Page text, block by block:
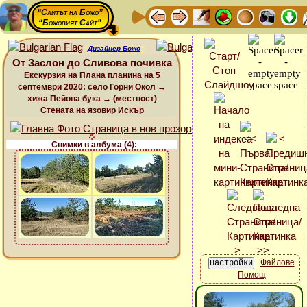
“Сайтът на Божо”
“Божовият Сайт”
Дизайнер Божо
От Заслон до Сливова почивка
Екскурзия на Плана планина на 5
септември 2020: село Горни Окол →
хижа Пейова бука → (местност)
Стената на язовир Искър
Снимки в албума (4):
Файлове
Помощ